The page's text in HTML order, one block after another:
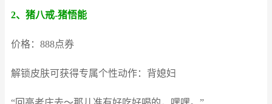
2、猪八戒-猪悟能
价格：888点券
解锁皮肤可获得专属个性动作：背媳妇